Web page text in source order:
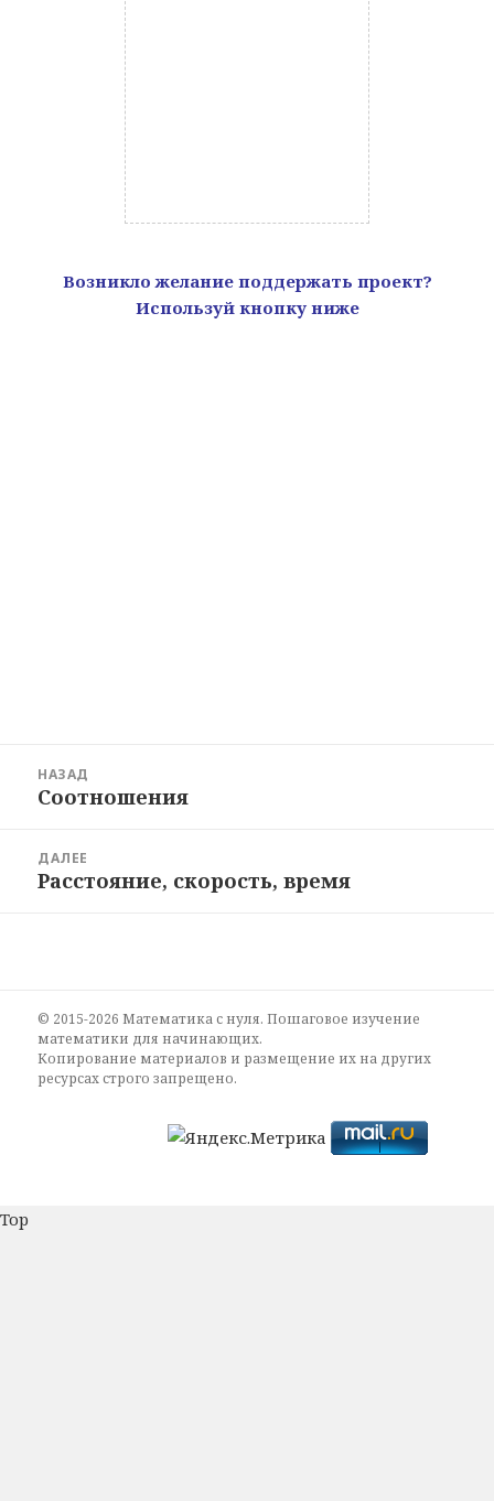
Возникло желание поддержать проект?
Используй кнопку ниже
записям
НАЗАД
Предыдущая
Соотношения
ДАЛЕЕ
Следующая
Расстояние, скорость, время
© 2015-2026 Математика с нуля. Пошаговое изучение
математики для начинающих.
Копирование материалов и размещение их на других
ресурсах строго запрещено.
Top